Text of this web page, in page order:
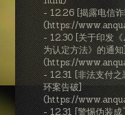
- 12.26 [揭露电信
(https://
- 12.30 [关于印发
为认定方法》的通知]
(https://
- 12.31 [非法支付
环案告破]
(https://
- 12.31 [警惕伪装